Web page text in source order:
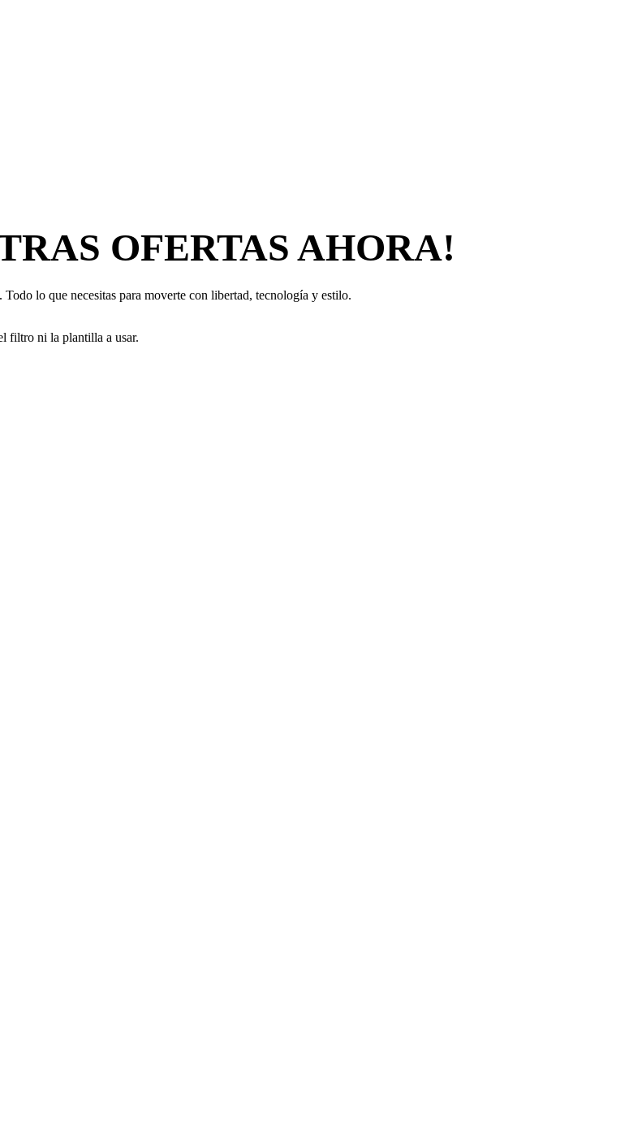
OFERTAS AHORA!
lo que necesitas para moverte con libertad, tecnología y estilo.
filtro ni la plantilla a usar.